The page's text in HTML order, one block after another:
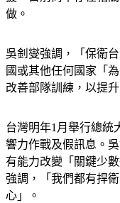
做。
吳釗燮強調，「保衛
國或其他任何國家「
改善部隊訓練，以提
台灣明年1月舉行總統
響力作戰及假訊息。
有能力改變「關鍵少
強調，「我們都有捍
心」。